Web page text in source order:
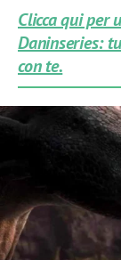
Clicca qui per
Daninseries:
con te.